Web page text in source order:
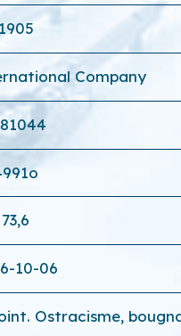
1905
Company
73,6
10-06
Ostracisme,